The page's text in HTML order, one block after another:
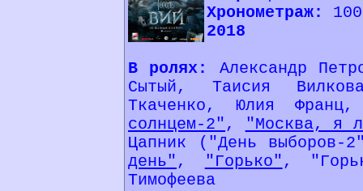
Хронометраж:
2018
В ролях:
Александр
Сытый, Таисия
Ткаченко, Юлия
солнцем-2" ,
"Москва, я
Цапник ("День
день" , "Горько" ,
Тимофеева